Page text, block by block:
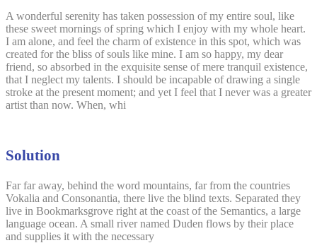
A wonderful serenity has taken possession of my entire soul, like
these sweet mornings of spring which I enjoy with my whole heart.
I am alone, and feel the charm of existence in this spot, which was
created for the bliss of souls like mine. I am so happy, my dear
friend, so absorbed in the exquisite sense of mere tranquil existence,
that I neglect my talents. I should be incapable of drawing a single
stroke at the present moment; and yet I feel that I never was a greater
artist than now. When, whi
Solution
Far far away, behind the word mountains, far from the countries
Vokalia and Consonantia, there live the blind texts. Separated they
live in Bookmarksgrove right at the coast of the Semantics, a large
language ocean. A small river named Duden flows by their place
and supplies it with the necessary